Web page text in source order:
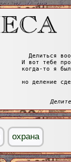
Делиться
И вот тебе
когда-то я
но деление
охрана